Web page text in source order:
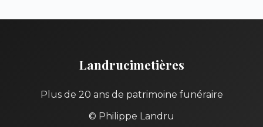
Landrucimetières
Plus de 20 ans de patrimoine funéraire
© Philippe Landru